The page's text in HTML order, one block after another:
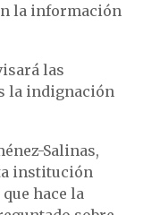
la información
las
la indignación
Salinas,
institución
hace la